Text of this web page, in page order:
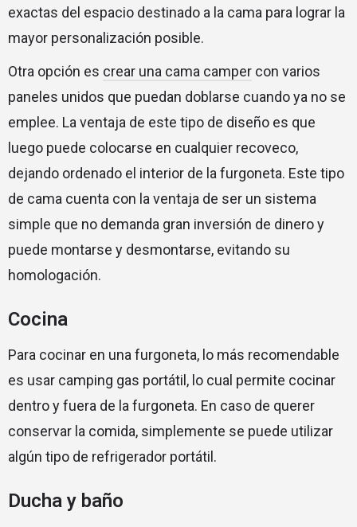
exactas del espacio destinado a la cama para lograr la
mayor personalización posible.
Otra opción es crear una cama camper con varios
paneles unidos que puedan doblarse cuando ya no se
emplee. La ventaja de este tipo de diseño es que
luego puede colocarse en cualquier recoveco,
dejando ordenado el interior de la furgoneta. Este tipo
de cama cuenta con la ventaja de ser un sistema
simple que no demanda gran inversión de dinero y
puede montarse y desmontarse, evitando su
homologación.
Cocina
Para cocinar en una furgoneta, lo más recomendable
es usar camping gas portátil, lo cual permite cocinar
dentro y fuera de la furgoneta. En caso de querer
conservar la comida, simplemente se puede utilizar
algún tipo de refrigerador portátil.
Ducha y baño